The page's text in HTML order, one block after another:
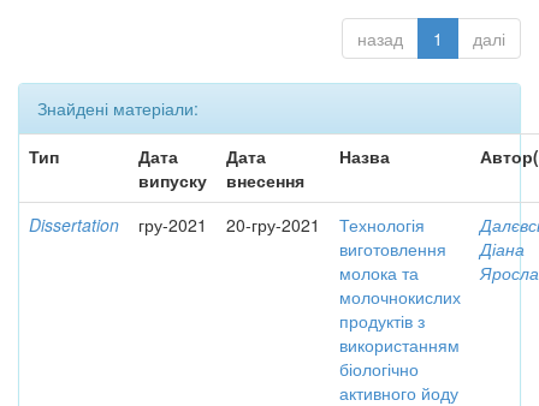
назад 1 далі
Знайдені матеріали:
Тип
Дата
випуску
Дата
внесення
Назва
Dissertation гру-2021 20-гру-2021
Технологія
виготовлення
молока та
молочнокислих
продуктів з
використанням
біологічно
активного йоду
Діана